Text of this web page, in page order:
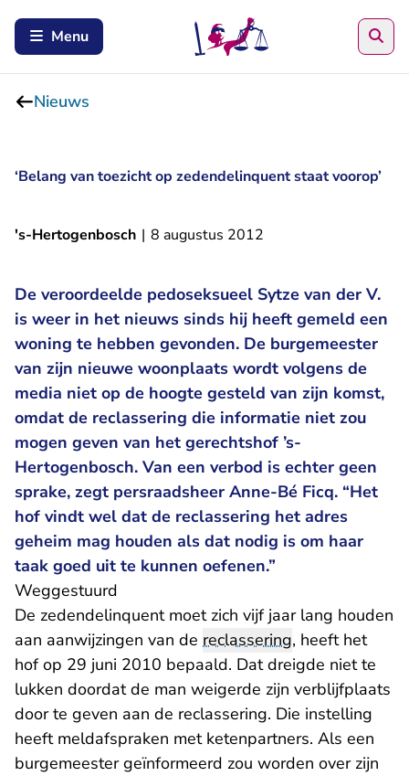
Menu
Nieuws
‘Belang van toezicht op zedendelinquent staat voorop’
's-Hertogenbosch | 8 augustus 2012
De veroordeelde pedoseksueel Sytze van der V.
is weer in het nieuws sinds hij heeft gemeld een
woning te hebben gevonden. De burgemeester
van zijn nieuwe woonplaats wordt volgens de
media niet op de hoogte gesteld van zijn komst,
omdat de reclassering die informatie niet zou
mogen geven van het gerechtshof ’s-
Hertogenbosch. Van een verbod is echter geen
sprake, zegt persraadsheer Anne-Bé Ficq. “Het
hof vindt wel dat de reclassering het adres
geheim mag houden als dat nodig is om haar
taak goed uit te kunnen oefenen.”
Weggestuurd
De zedendelinquent moet zich vijf jaar lang houden
aan aanwijzingen van de reclassering, heeft het
hof op 29 juni 2010 bepaald. Dat dreigde niet te
lukken doordat de man weigerde zijn verblijfplaats
door te geven aan de reclassering. Die instelling
heeft meldafspraken met ketenpartners. Als een
burgemeester geïnformeerd zou worden over zijn